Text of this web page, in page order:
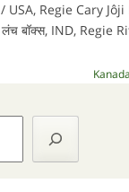
USA, Regie Cary
बॉक्स, IND, Regie